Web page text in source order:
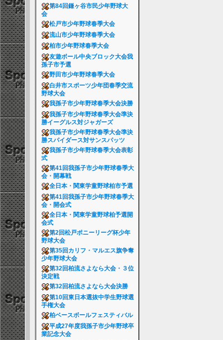
第84回鎌ヶ谷市民少年野球大
会
松戸市少年野球春季大会
流山市少年野球春季大会
柏市少年野球春季大会
友遊ボール中央ブロック大会我
孫子市予選
野田市少年野球春季大会
白井市スポーツ少年団春季交流
野球大会
我孫子市少年野球春季大会決勝
我孫子市少年野球春季大会準決
勝イーグルス対ジャガーズ
我孫子市少年野球春季大会準決
勝スパイダース対サンスパッツ
我孫子市少年野球春季大会表彰
式
第41回我孫子市少年野球春季大
会・開幕戦
全日本・関東学童野球柏市予選
第41回我孫子市少年野球春季大
会・開会式
全日本・関東学童野球柏予選開
会式
第2回松戸ポニーリーグ杯少年
野球大会
第35回カリフ・マルエス旗争奪
少年野球大会
第32回柏流さよなら大会・３位
決定戦
第32回柏流さよなら大会決勝
第10回東日本選抜中学生野球選
手権大会
柏ベースボールフェスティバル
平成27年度我孫子市少年野球卒
業記念大会